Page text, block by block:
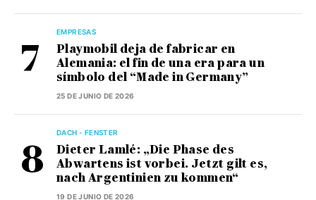
EMPRESAS
Playmobil deja de fabricar en
Alemania: el fin de una era para un
símbolo del “Made in Germany”
25 DE JUNIO DE 2026
DACH - FENSTER
Dieter Lamlé: „Die Phase des
Abwartens ist vorbei. Jetzt gilt es,
nach Argentinien zu kommen“
19 DE JUNIO DE 2026